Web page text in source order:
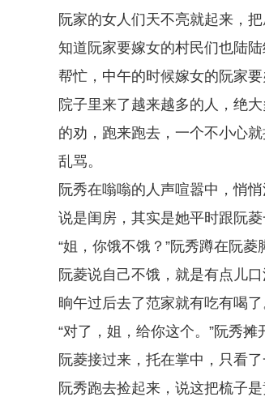
阮家的女人们天不亮就起来，
知道阮家要嫁女的村民们也陆
帮忙，中午的时候嫁女的阮家
院子里来了越来越多的人，绝
的劝，跑来跑去，一个不小心
乱骂。
阮秀在嗡嗡的人声喧嚣中，悄悄
说是闺房，其实是她平时跟阮
“姐，你饿不饿？”阮秀蹲在阮菱
阮菱说自己不饿，就是有点儿
晌午过后去了范家就有吃有喝了
“对了，姐，给你这个。”阮秀
阮菱接过来，托在掌中，只看
阮秀跑去捡起来，说这把梳子